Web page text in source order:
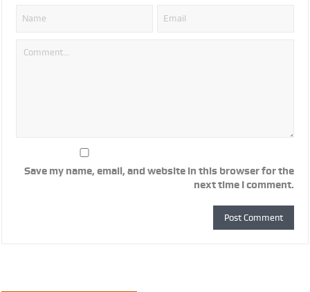
Save my name, email, and website in this browser for the
next time I comment.